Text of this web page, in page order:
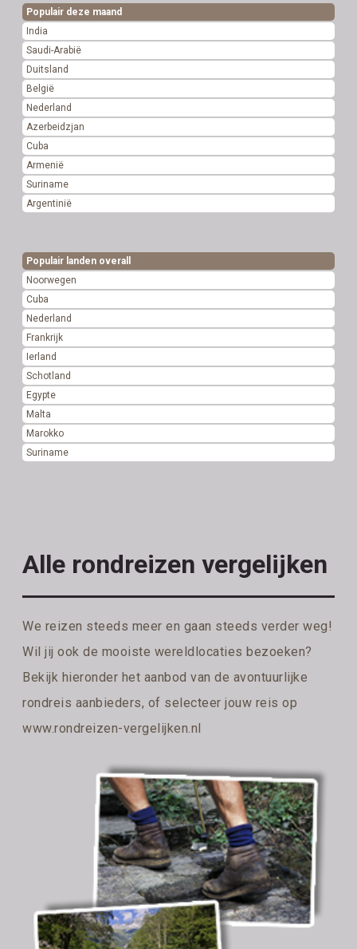
Populair deze maand
India
Saudi-Arabië
Duitsland
België
Nederland
Azerbeidzjan
Cuba
Armenië
Suriname
Argentinië
Populair landen overall
Noorwegen
Cuba
Nederland
Frankrijk
Ierland
Schotland
Egypte
Malta
Marokko
Suriname
Alle rondreizen vergelijken
We reizen steeds meer en gaan steeds verder weg!
Wil jij ook de mooiste wereldlocaties bezoeken?
Bekijk hieronder het aanbod van de avontuurlijke
rondreis aanbieders, of selecteer jouw reis op
www.rondreizen-vergelijken.nl